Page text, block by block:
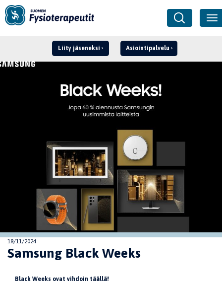
Liity jäseneksi Asiointipalvelu
18/11/2024
Samsung Black Weeks
Black Weeks ovat vihdoin täällä!